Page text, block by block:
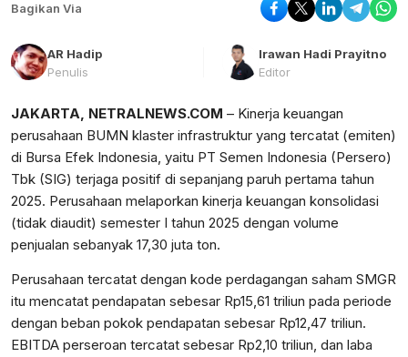
Bagikan Via
AR Hadip
Penulis
Irawan Hadi Prayitno
Editor
JAKARTA, NETRALNEWS.COM – Kinerja keuangan
perusahaan BUMN klaster infrastruktur yang tercatat (emiten)
di Bursa Efek Indonesia, yaitu PT Semen Indonesia (Persero)
Tbk (SIG) terjaga positif di sepanjang paruh pertama tahun
2025. Perusahaan melaporkan kinerja keuangan konsolidasi
(tidak diaudit) semester I tahun 2025 dengan volume
penjualan sebanyak 17,30 juta ton.
Perusahaan tercatat dengan kode perdagangan saham SMGR
itu mencatat pendapatan sebesar Rp15,61 triliun pada periode
dengan beban pokok pendapatan sebesar Rp12,47 triliun.
EBITDA perseroan tercatat sebesar Rp2,10 triliun, dan laba